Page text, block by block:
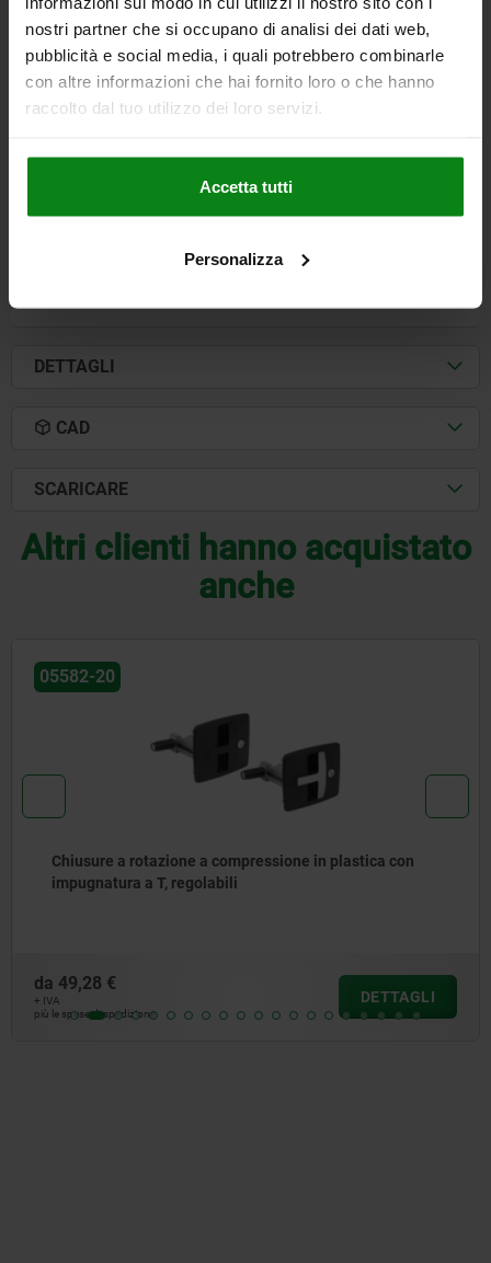
nostri partner che si occupano di analisi dei dati web,
pubblicità e social media, i quali potrebbero combinarle
con altre informazioni che hai fornito loro o che hanno
raccolto dal tuo utilizzo dei loro servizi.
Accetta tutti
Personalizza
CHIUSURA A LEVA A COMPRESS PIATTO, FORMA:A,
H=75, ZINCO NERO VERNICIATO A POLVERE
FORMA=A TIPO DI FORMA=SENZA CHIAVE LARGHEZZA=50
LUNGHEZZA=110 L1=59 L2=90 M=M06X30
05582-05-0175
DETTAGLI
CAD
SCARICARE
Altri clienti hanno acquistato
anche
con
DETTAGLI
Chiusure a rotazione a compressione in
impugnatura a T, fissa
più le spese di spedizione